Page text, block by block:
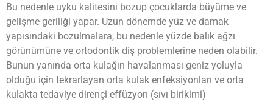
Bu nedenle uyku kalitesini bozup çocuklarda büyüme ve
gelişme geriliği yapar. Uzun dönemde yüz ve damak
yapısındaki bozulmalara, bu nedenle yüzde balık ağzı
görünümüne ve ortodontik diş problemlerine neden olabilir.
Bunun yanında orta kulağın havalanması geniz yoluyla
olduğu için tekrarlayan orta kulak enfeksiyonları ve orta
kulakta tedaviye dirençi effüzyon (sıvı birikimi)